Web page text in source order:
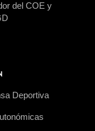
del COE y
Deportiva